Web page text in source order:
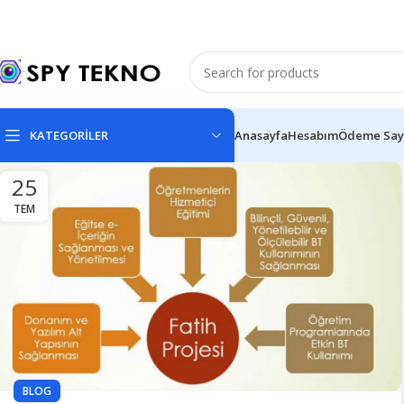
KATEGORİLER AnasayfaHesabımÖdeme
25
TEM
BLOG